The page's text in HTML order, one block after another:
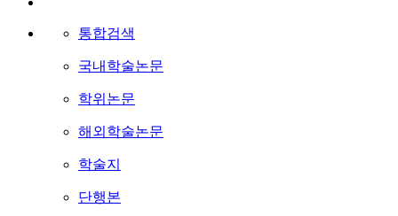
통합검색
국내학술논문
학위논문
해외학술논문
학술지
단행본